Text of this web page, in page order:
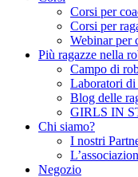
Corsi per
Corsi per
Webinar per
Più ragazze nella
Campo di
Laboratori di
Blog delle
GIRLS IN
Chi siamo?
I nostri
Negozio